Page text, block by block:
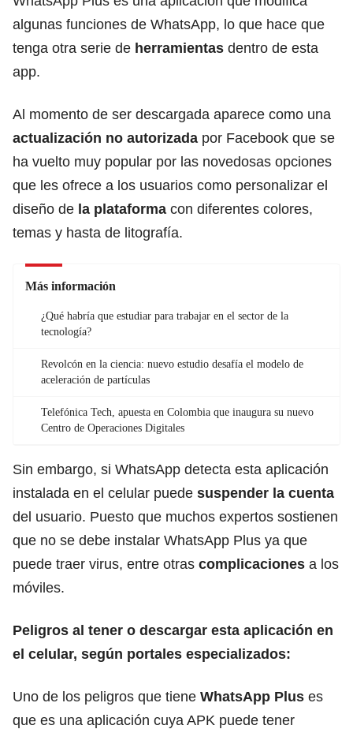
algunas funciones de WhatsApp, lo que hace que
tenga otra serie de herramientas dentro de esta
app.
Al momento de ser descargada aparece como una
actualización no autorizada por Facebook que se
ha vuelto muy popular por las novedosas opciones
que les ofrece a los usuarios como personalizar el
diseño de la plataforma con diferentes colores,
temas y hasta de litografía.
Más información
¿Qué habría que estudiar para trabajar en el sector de la
tecnología?
Revolcón en la ciencia: nuevo estudio desafía el modelo de
aceleración de partículas
Telefónica Tech, apuesta en Colombia que inaugura su nuevo
Centro de Operaciones Digitales
Sin embargo, si WhatsApp detecta esta aplicación
instalada en el celular puede suspender la cuenta
del usuario. Puesto que muchos expertos sostienen
que no se debe instalar WhatsApp Plus ya que
puede traer virus, entre otras complicaciones a los
móviles.
Peligros al tener o descargar esta aplicación en
el celular, según portales especializados:
Uno de los peligros que tiene WhatsApp Plus es
que es una aplicación cuya APK puede tener